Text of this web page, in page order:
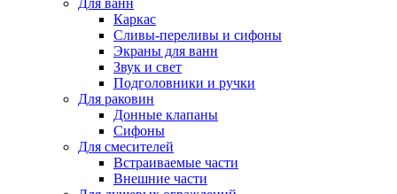
Для ванн
Каркас
Сливы-переливы и сифоны
Экраны для ванн
Звук и свет
Подголовники и ручки
Для раковин
Донные клапаны
Сифоны
Для смесителей
Встраиваемые части
Внешние части